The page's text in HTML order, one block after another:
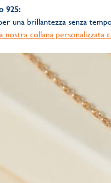
925:
una brillantezza senza
nostra collana personalizzata